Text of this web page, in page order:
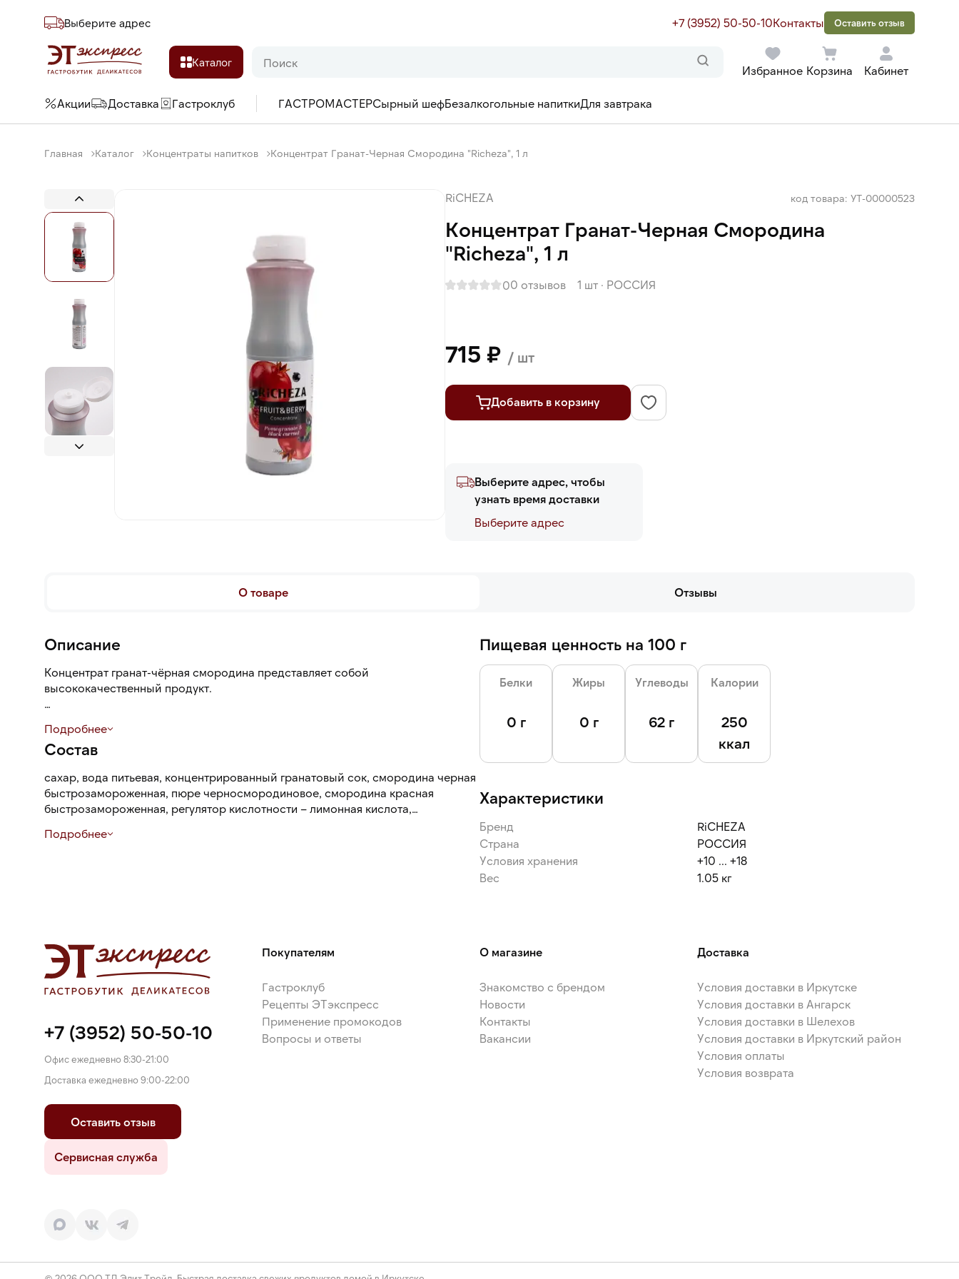
Выберите адреc +7 (3952) 50-50-10Контакты Оставить отзыв
Каталог
Избранное Корзина Кабинет
Акции Доставка Гастроклуб ГАСТРОМАСТЕРСырный шефБезалкогольные напиткиДля завтрака
Главная Каталог Концентраты напитков Концентрат Гранат-Черная Смородина "Richeza", 1 л
RiCHEZA код товара: УТ-00000523
Концентрат Гранат-Черная Смородина
"Richeza", 1 л
00 отзывов 1 шт · РОССИЯ
715 ₽ / шт
Добавить в корзину
Выберите адрес, чтобы
узнать время доставки
Выберите адреc
О товаре Отзывы
Описание
Концентрат гранат-чёрная смородина представляет собой
высококачественный продукт.
соусов и маринадов.
практична, прочна и удобна в использовании.
Подробнее
Состав
сахар, вода питьевая, концентрированный гранатовый сок, смородина черная
быстрозамороженная, пюре черносмородиновое, смородина красная
быстрозамороженная, регулятор кислотности – лимонная кислота,
Подробнее
Пищевая ценность на 100 г
Белки
0 г
Жиры
0 г
Углеводы
62 г
Калории
250
ккал
Характеристики
Бренд
RiCHEZA
Страна
РОССИЯ
Условия хранения
+10 ... +18
Вес
1.05 кг
+7 (3952) 50-50-10
Офис ежедневно 8:30-21:00
Доставка ежедневно 9:00-22:00
Оставить отзыв
Сервисная служба
Покупателям
Гастроклуб
Рецепты ЭТэкспресс
Применение промокодов
Вопросы и ответы
О магазине
Знакомство с брендом
Новости
Контакты
Вакансии
Доставка
Условия доставки в Иркутске
Условия доставки в Ангарск
Условия доставки в Шелехов
Условия доставки в Иркутский район
Условия оплаты
Условия возврата